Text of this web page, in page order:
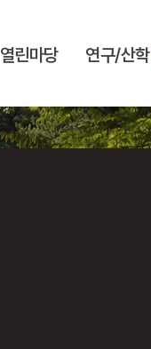
열린마당 연구/산학